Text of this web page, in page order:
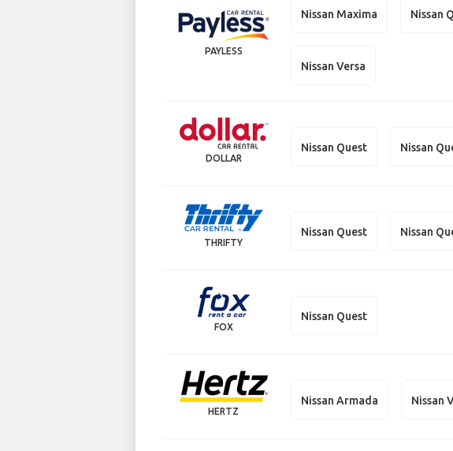
PAYLESS
Nissan Maxima Nissan
Nissan Versa
DOLLAR
Nissan Quest Nissan
THRIFTY
Nissan Quest Nissan
FOX
Nissan Quest
HERTZ
Nissan Armada Nissan